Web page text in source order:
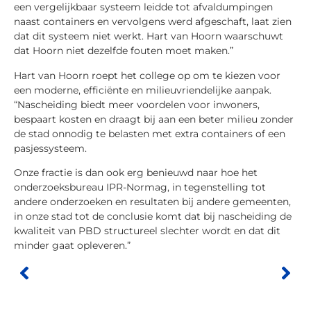
een vergelijkbaar systeem leidde tot afvaldumpingen
naast containers en vervolgens werd afgeschaft, laat zien
dat dit systeem niet werkt. Hart van Hoorn waarschuwt
dat Hoorn niet dezelfde fouten moet maken.”
Hart van Hoorn roept het college op om te kiezen voor
een moderne, efficiënte en milieuvriendelijke aanpak.
“Nascheiding biedt meer voordelen voor inwoners,
bespaart kosten en draagt bij aan een beter milieu zonder
de stad onnodig te belasten met extra containers of een
pasjessysteem.
Onze fractie is dan ook erg benieuwd naar hoe het
onderzoeksbureau IPR-Normag, in tegenstelling tot
andere onderzoeken en resultaten bij andere gemeenten,
in onze stad tot de conclusie komt dat bij nascheiding de
kwaliteit van PBD structureel slechter wordt en dat dit
minder gaat opleveren.”